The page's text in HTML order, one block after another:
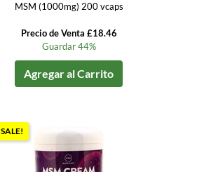
MSM (1000mg) 200 vcaps
Precio de Venta £18.46
Guardar 44%
Agregar al Carrito
SALE!